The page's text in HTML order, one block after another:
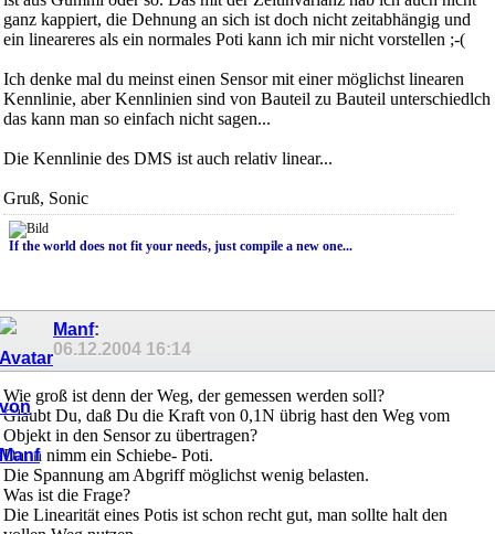
ganz kappiert, die Dehnung an sich ist doch nicht zeitabhängig und
ein lineareres als ein normales Poti kann ich mir nicht vorstellen ;-(
Ich denke mal du meinst einen Sensor mit einer möglichst linearen
Kennlinie, aber Kennlinien sind von Bauteil zu Bauteil unterschiedlch
das kann man so einfach nicht sagen...
Die Kennlinie des DMS ist auch relativ linear...
Gruß, Sonic
If the world does not fit your needs, just compile a new one...
Manf:
06.12.2004 16:14
Wie groß ist denn der Weg, der gemessen werden soll?
Glaubt Du, daß Du die Kraft von 0,1N übrig hast den Weg vom
Objekt in den Sensor zu übertragen?
Dann nimm ein Schiebe- Poti.
Die Spannung am Abgriff möglichst wenig belasten.
Was ist die Frage?
Die Linearität eines Potis ist schon recht gut, man sollte halt den